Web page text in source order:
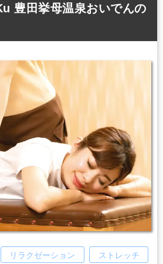
豊田挙母温泉おいでんの
リラクゼーション ストレッチ